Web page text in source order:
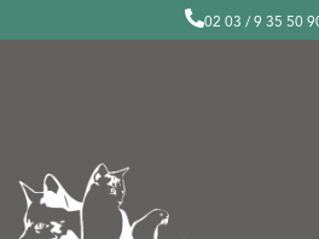
02 03 / 9 35 50